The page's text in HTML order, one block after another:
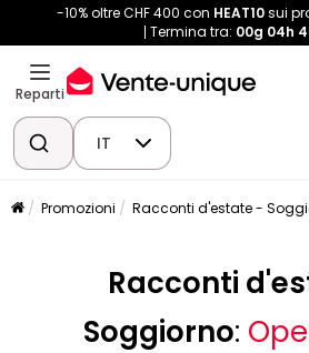
-10% oltre CHF 400 con HEAT10sui
Termina tra: 00g 04h
Reparti
IT
Promozioni Racconti d'estate -
Racconti
Soggiorno: